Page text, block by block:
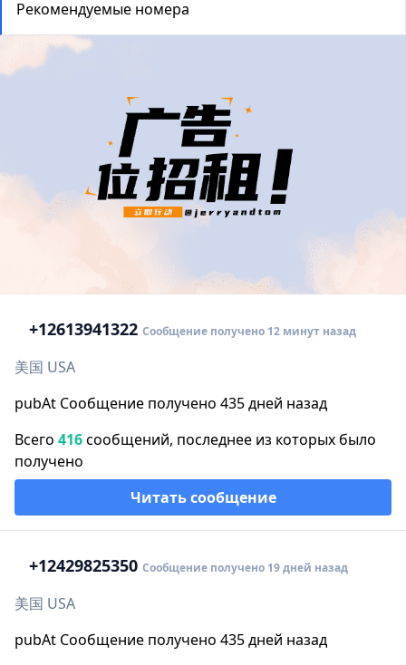
Рекомендуемые номера
+12613941322 Сообщение получено 12 минут назад
美国 USA
pubAt Сообщение получено 435 дней назад
Всего 416сообщений, последнее из которых было
получено
Читать сообщение
+12429825350 Сообщение получено 19 дней назад
美国 USA
pubAt Сообщение получено 435 дней назад